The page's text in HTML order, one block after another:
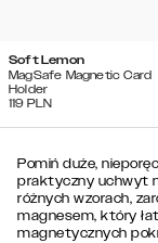
Soft Lemon
MagSafe Magnetic Card
Holder
119 PLN
Pomiń duże,
praktyczny uchwyt
różnych wzorach,
magnesem, który
magnetycznych